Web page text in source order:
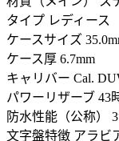
タイプ レディース
ケースサイズ
ケース厚 6.7mm
キャリバー Cal.
パワーリザーブ 43
防水性能（公称）
文字盤特徴 アラビ